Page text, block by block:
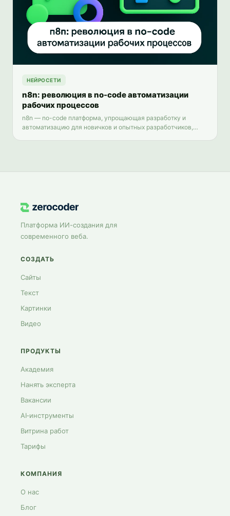
НЕЙРОСЕТИ
n8n: революция в no-code автоматизации
рабочих процессов
n8n — no-code платформа, упрощающая разработку и
автоматизацию для новичков и опытных разработчиков,
Платформа ИИ-создания для
современного веба.
СОЗДАТЬ
Сайты
Текст
Картинки
Видео
ПРОДУКТЫ
Академия
Нанять эксперта
Вакансии
AI‑инструменты
Витрина работ
Тарифы
КОМПАНИЯ
О нас
Блог